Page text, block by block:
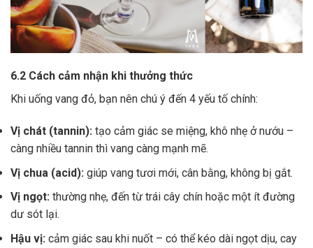
6.2 Cách cảm nhận khi thưởng thức
Khi uống vang đỏ, bạn nên chú ý đến 4 yếu tố chính:
Vị chát (tannin): tạo cảm giác se miệng, khô nhẹ ở nướu –
càng nhiều tannin thì vang càng mạnh mẽ.
Vị chua (acid): giúp vang tươi mới, cân bằng, không bị gắt.
Vị ngọt: thường nhẹ, đến từ trái cây chín hoặc một ít đường
dư sót lại.
Hậu vị: cảm giác sau khi nuốt – có thể kéo dài ngọt dịu, cay